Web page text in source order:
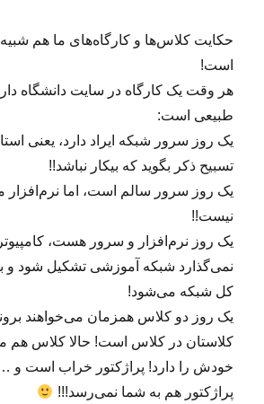
حکایت کلاس‌ها و کارگاه‌های ما هم
است!
هر وقت یک کارگاه در سایت دانشگاه
طبیعی است:
یک روز سرور شبکه ایراد دارد، یعنی استاد
تسبیح ذکر بگوید که بیکار نباشد!!
یک روز سرور سالم است، اما نرم‌افزار
نیست!!
یک روز نرم‌افزار و سرور هست،
نمی‌گذارد شبکه آموزشی تشکیل شود
کل شبکه می‌شود!
یک روز دو کلاس همزمان می‌خواهند
کلاستان در کلاس است! حالا کلاس
خودش را دارد! پراژکتور خراب است و
پراژکتور هم به شما نمی‌رسد!!!